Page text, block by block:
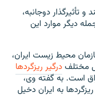
دوجانبه،
دیگر موارد این
محیط زیست ایران،
درگیر ریزگردها
است. به گفته وی،
به ایران دخیل